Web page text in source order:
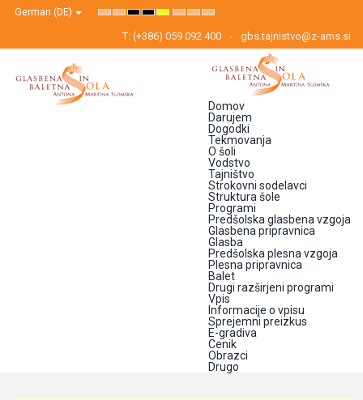
German (DE)
Default
NightHigh
Black
White
High
Black
Yellow
High
Yellow
Set
Font
Set
Font
Set
Font
T: (+386) 059 092 400 gbs.tajnistvo@z-ams.si
Domov
Darujem
Dogodki
Tekmovanja
O šoli
Vodstvo
Tajništvo
Strokovni sodelavci
Struktura šole
Programi
Predšolska glasbena vzgoja
Glasbena pripravnica
Glasba
Predšolska plesna vzgoja
Plesna pripravnica
Balet
Drugi razširjeni programi
Vpis
Informacije o vpisu
Sprejemni preizkus
E-gradiva
Cenik
Obrazci
Drugo